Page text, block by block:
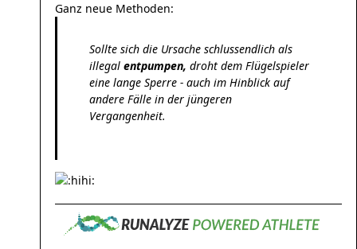
Ganz neue Methoden:
Sollte sich die Ursache schlussendlich als
illegal entpumpen, droht dem Flügelspieler
eine lange Sperre - auch im Hinblick auf
andere Fälle in der jüngeren
Vergangenheit.